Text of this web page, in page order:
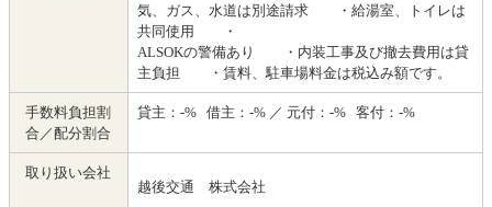
気、ガス、水道は別途請求 ・給湯室、トイレは
共同使用 ・
ALSOKの警備あり ・内装工事及び撤去費用は貸
主負担 ・賃料、駐車場料金は税込み額です。
手数料負担割
合／配分割合
貸主：-% 借主：-% ／ 元付：-% 客付：-%
取り扱い会社
越後交通 株式会社